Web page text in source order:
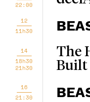
22:00
12
11h30
14
18h30
21h30
The
Built
16
21:30